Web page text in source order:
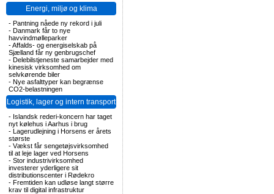
Energi, miljø og klima
- Pantning nåede ny rekord i juli
- Danmark får to nye
havvindmølleparker
-Affalds- og energiselskab på
Sjælland får ny genbrugschef
- Delebilstjeneste samarbejder med
kinesisk virksomhed om
selvkørende biler
- Nye asfalttyper kan begrænse
CO2-belastningen
Logistik, lager og intern transport
- Islandsk rederi-koncern har taget
nyt kølehus i Aarhus i brug
- Lagerudlejning i Horsens er årets
største
- Vækst får sengetøjsvirksomhed
til at leje lager ved Horsens
- Stor industrivirksomhed
investerer yderligere sit
distributionscenter i Rødekro
- Fremtiden kan udløse langt større
krav til digital infrastruktur